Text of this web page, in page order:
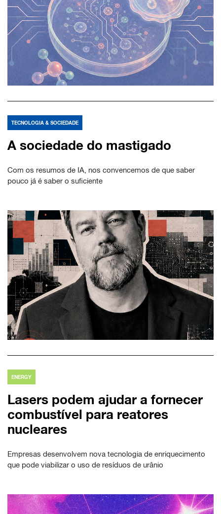
TECNOLOGIA & SOCIEDADE
A sociedade do mastigado
Com os resumos de IA, nos convencemos de que saber
pouco já é saber o suficiente
ENERGY
Lasers podem ajudar a fornecer
combustível para reatores
nucleares
Empresas desenvolvem nova tecnologia de enriquecimento
que pode viabilizar o uso de resíduos de urânio